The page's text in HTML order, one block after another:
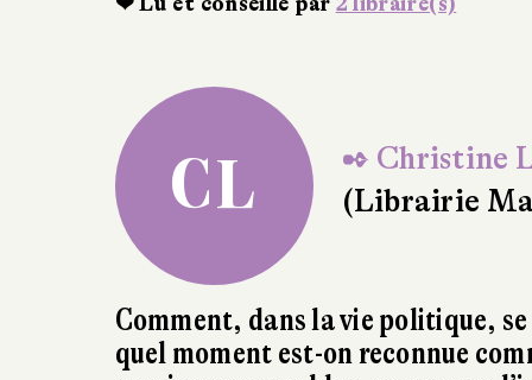
(Librairie
Comment, dans la vie politique,
quel moment est-on reconnue
essais remarquables, on mesure
faire preuve pour trouver leur